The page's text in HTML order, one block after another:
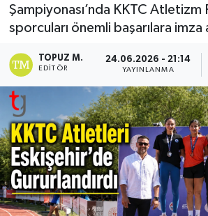
Şampiyonası’nda KKTC Atletizm
sporcuları önemli başarılara imza
TOPUZ M.
EDITÖR
24.06.2026 - 21:14
YAYINLANMA
TEKNOLOJİ
TÜRKİYE
Haber Arşivi